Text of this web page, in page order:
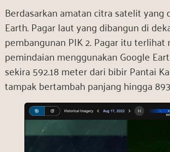
Berdasarkan amatan citra satelit
Earth. Pagar laut yang dibangun di
pembangunan PIK 2. Pagar itu
pemindaian menggunakan Google
sekira 592.18 meter dari bibir Pantai
tampak bertambah panjang hingga